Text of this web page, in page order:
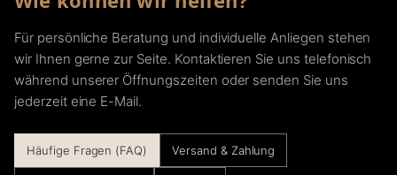
Für persönliche Beratung und individuelle Anliegen stehen
wir Ihnen gerne zur Seite. Kontaktieren Sie uns telefonisch
während unserer Öffnungszeiten oder senden Sie uns
jederzeit eine E-Mail.
Häufige Fragen (FAQ) Versand & Zahlung